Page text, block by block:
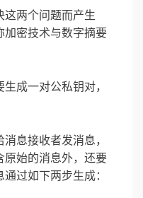
这两个问题而产生
加密技术与数字摘要
成一对公私钥对，
息接收者发消息，
原始的消息外，还要
过如下两步生成：